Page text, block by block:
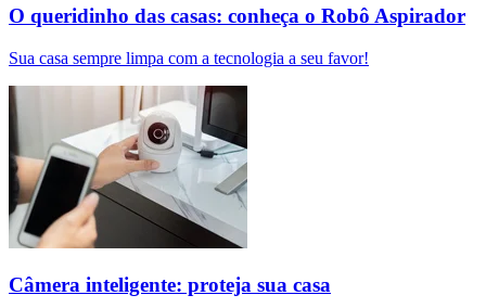
O queridinho das casas: conheça o Robô Aspirador
Sua casa sempre limpa com a tecnologia a seu favor!
Câmera inteligente: proteja sua casa